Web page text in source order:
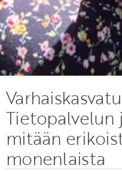
Tietopalvelun
mitään
monenlaista